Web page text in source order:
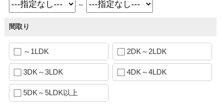
～
間取り
～1LDK 2DK～2LDK
3DK～3LDK 4DK～4LDK
5DK～5LDK以上